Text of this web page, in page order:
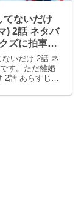
てないだけ
) 2話 ネタバ
ズに拍車の
光。中村ゆ
不幸。
ないだけ 2話 ネ
す。ただ離婚
2話 あらすじ萌
正隆（北山宏
せ」と言う。萌
るよ」と言っ